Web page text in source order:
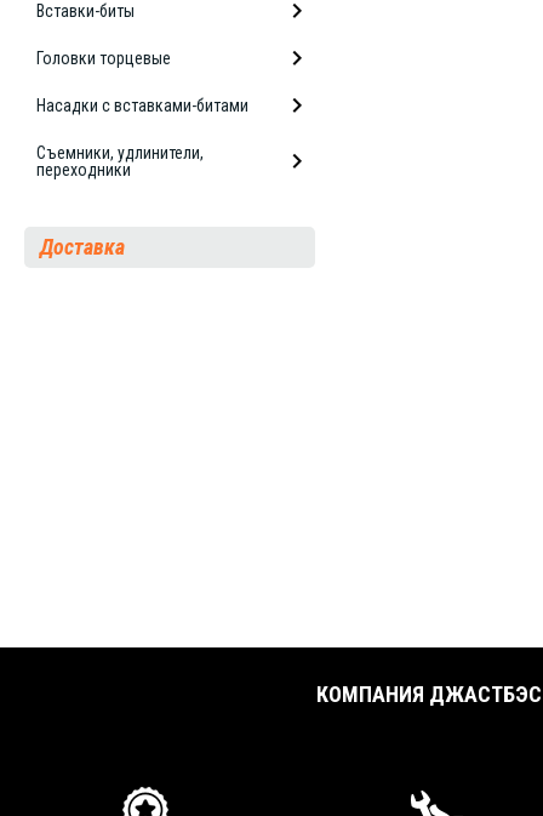
Вставки-биты
Головки торцевые
Насадки с вставками-битами
Съемники, удлинители,
переходники
Доставка
КОМПАНИЯ